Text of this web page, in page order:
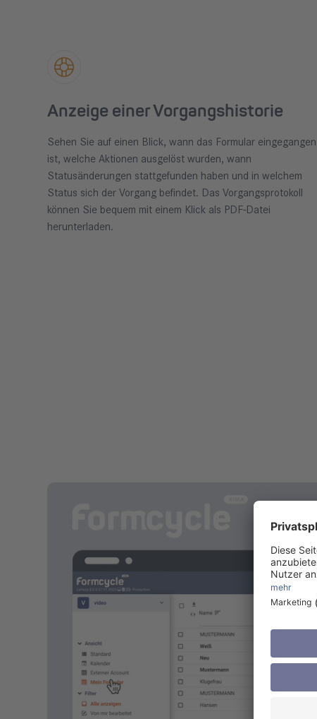
Anzeige einer Vorgangshistorie
Sehen Sie auf einen Blick, wann das Formular eingegangen
ist, welche Aktionen ausgelöst wurden, wann
Statusänderungen stattgefunden haben und in welchem
Status sich der Vorgang befindet. Das Vorgangsprotokoll
können Sie bequem mit einem Klick als PDF-Datei
herunterladen.